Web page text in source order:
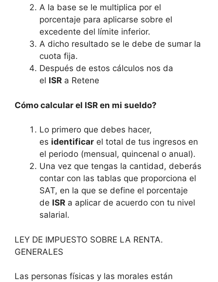
A la base se le multiplica por el
porcentaje para aplicarse sobre el
excedente del límite inferior.
A dicho resultado se le debe de sumar la
cuota fija.
Después de estos cálculos nos da
el ISR a Retene
Cómo calcular el ISR en mi sueldo?
Lo primero que debes hacer,
es identificar el total de tus ingresos en
el periodo (mensual, quincenal o anual).
Una vez que tengas la cantidad, deberás
contar con las tablas que proporciona el
SAT, en la que se define el porcentaje
de ISR a aplicar de acuerdo con tu nivel
salarial.
LEY DE IMPUESTO SOBRE LA RENTA.
GENERALES
Las personas físicas y las morales están